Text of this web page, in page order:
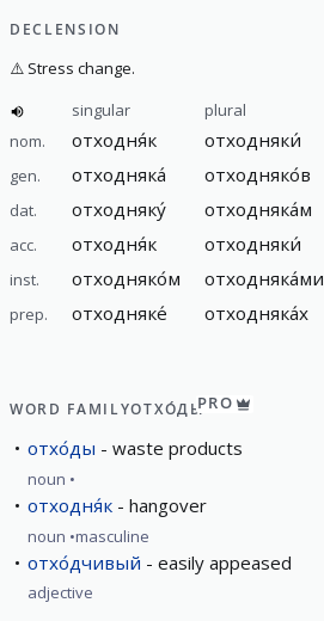
DECLENSION
⚠️ Stress change.
singular
plural
nom.
отходня́к отходняки́
gen. отходняка́ отходняко́в
dat. отходняку́ отходняка́м
acc. отходня́к отходняки́
inst. отходняко́м отходняка́ми
prep. отходняке́ отходняка́х
WORD FAMILYОТХО́ДЫPRO
отхо́ды waste products
noun
отходня́к hangover
noun masculine
отхо́дчивый easily appeased
adjective